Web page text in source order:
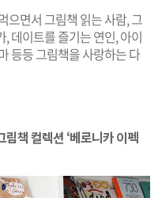
으면서 그림책 읽는 사람, 그
데이트를 즐기는 연인, 아이
등등 그림책을 사랑하는 다
책 컬렉션 ‘베로니카 이펙